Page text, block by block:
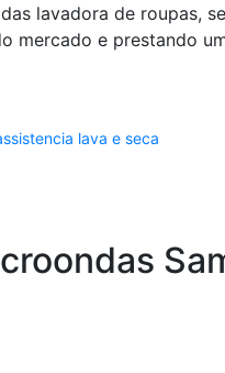
lavadora de roupas,
mercado e prestando